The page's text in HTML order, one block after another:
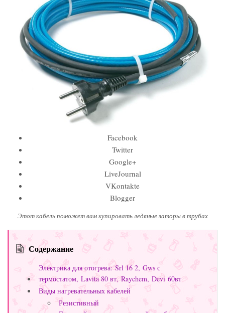
Facebook
Twitter
Google+
LiveJournal
VKontakte
Blogger
Этот кабель поможет вам купировать ледяные заторы в трубах
Содержание
Электрика для отогрева: Srl 16 2, Gws с
термостатом, Lavita 80 вт, Raychem, Devi 60вт
Виды нагревательных кабелей
Резистивный